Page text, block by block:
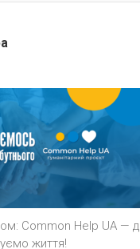
Common Help UA —
життя!